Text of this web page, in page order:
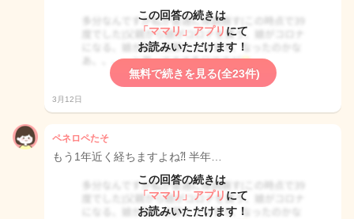
この回答の続きは
「ママリ」アプリ にて
お読みいただけます！
無料で続きを見る(全23件)
3月12日
ペネロペたそ
もう1年近く経ちますよね⁈ 半年…
この回答の続きは
「ママリ」アプリ にて
お読みいただけます！